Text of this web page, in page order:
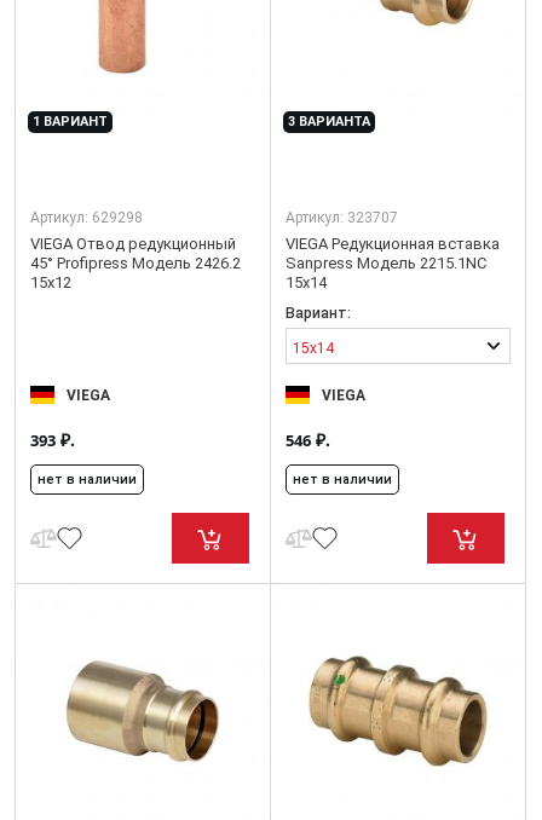
1 ВАРИАНТ
Артикул: 629298
VIEGA Отвод редукционный
45° Profipress Модель 2426.2
15x12
VIEGA
393 ₽.
нет в наличии
3 ВАРИАНТА
Артикул: 323707
VIEGA Редукционная вставка
Sanpress Модель 2215.1NC
15x14
Вариант:
15x14
VIEGA
546 ₽.
нет в наличии